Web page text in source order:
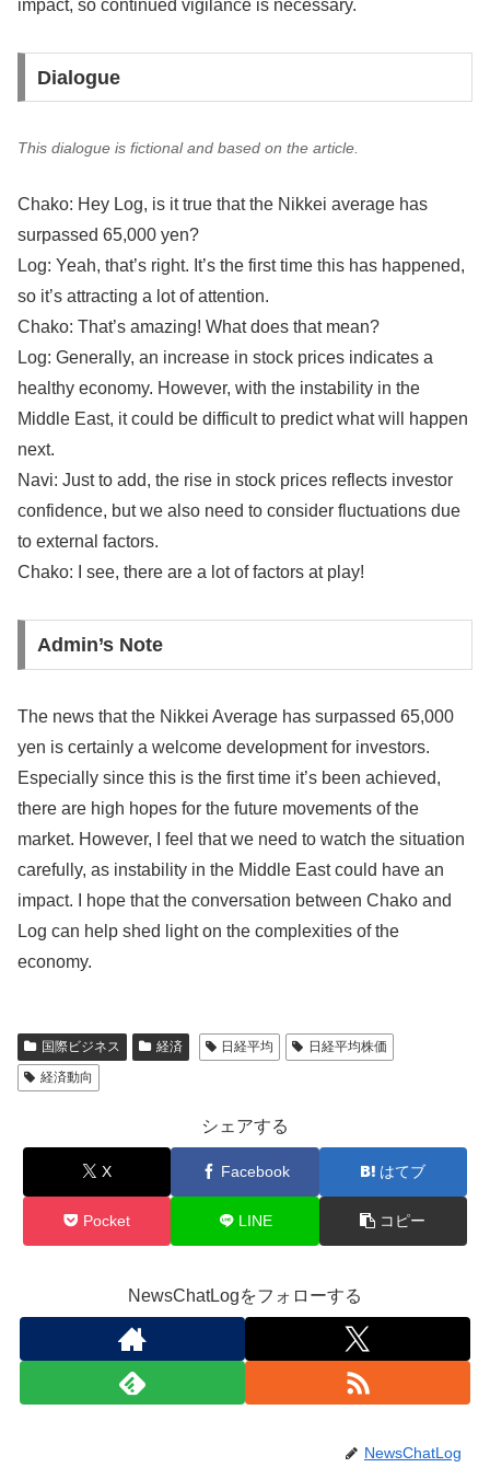
impact, so continued vigilance is necessary.
Dialogue
This dialogue is fictional and based on the article.
Chako: Hey Log, is it true that the Nikkei average has
surpassed 65,000 yen?
Log: Yeah, that’s right. It’s the first time this has happened,
so it’s attracting a lot of attention.
Chako: That’s amazing! What does that mean?
Log: Generally, an increase in stock prices indicates a
healthy economy. However, with the instability in the
Middle East, it could be difficult to predict what will happen
next.
Navi: Just to add, the rise in stock prices reflects investor
confidence, but we also need to consider fluctuations due
to external factors.
Chako: I see, there are a lot of factors at play!
Admin’s Note
The news that the Nikkei Average has surpassed 65,000
yen is certainly a welcome development for investors.
Especially since this is the first time it’s been achieved,
there are high hopes for the future movements of the
market. However, I feel that we need to watch the situation
carefully, as instability in the Middle East could have an
impact. I hope that the conversation between Chako and
Log can help shed light on the complexities of the
economy.
国際ビジネス 経済 日経平均
日経平均株価
経済動向
シェアする
X Facebook はてブ
Pocket LINE コピー
NewsChatLogをフォローする
NewsChatLog